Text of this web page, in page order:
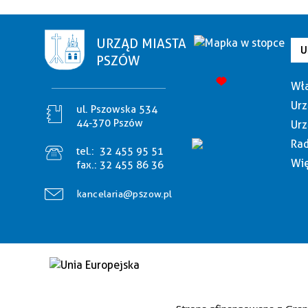
URZĄD MIASTA
PSZÓW
ul. Pszowska 534
44-370 Pszów
tel.: 32 455 95 51
fax.: 32 455 86 36
kancelaria@pszow.pl